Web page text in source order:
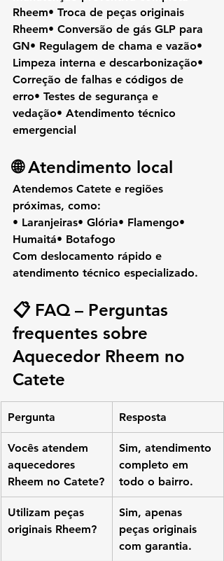
Rheem• Troca de peças originais
Rheem• Conversão de gás GLP para
GN• Regulagem de chama e vazão•
Limpeza interna e descarbonização•
Correção de falhas e códigos de
erro• Testes de segurança e
vedação• Atendimento técnico
emergencial
🌐 Atendimento local
Atendemos Catete e regiões
próximas, como:
• Laranjeiras• Glória• Flamengo•
Humaitá• Botafogo
Com deslocamento rápido e
atendimento técnico especializado.
📋 FAQ – Perguntas
frequentes sobre
Aquecedor Rheem no
Catete
Pergunta Resposta
Vocês atendem
aquecedores
Rheem no Catete?
Sim, atendimento
completo em
todo o bairro.
Utilizam peças
originais Rheem?
Sim, apenas
peças originais
com garantia.